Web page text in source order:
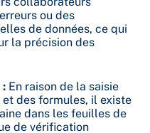
ou des
de données, ce qui
la précision des
: En raison de la saisie
des formules, il existe
dans les feuilles de
de vérification